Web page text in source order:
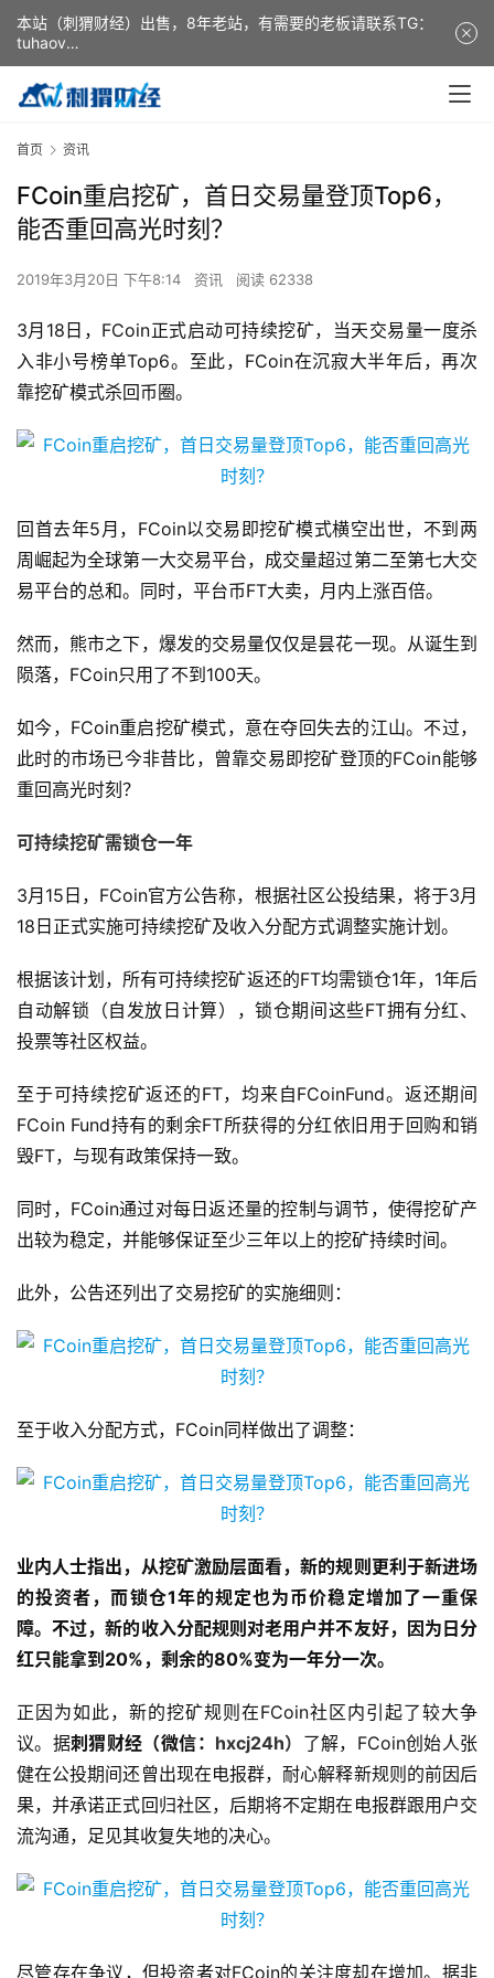
首页 资讯
FCoin重启挖矿，首日交易量登顶Top6，
能否重回高光时刻？
2019年3月20日 下午8:14 资讯 阅读 62338
3月18日，FCoin正式启动可持续挖矿，当天交易量一度杀
入非小号榜单Top6。至此，FCoin在沉寂大半年后，再次
靠挖矿模式杀回币圈。
回首去年5月，FCoin以交易即挖矿模式横空出世，不到两
周崛起为全球第一大交易平台，成交量超过第二至第七大交
易平台的总和。同时，平台币FT大卖，月内上涨百倍。
然而，熊市之下，爆发的交易量仅仅是昙花一现。从诞生到
陨落，FCoin只用了不到100天。
如今，FCoin重启挖矿模式，意在夺回失去的江山。不过，
此时的市场已今非昔比，曾靠交易即挖矿登顶的FCoin能够
重回高光时刻？
可持续挖矿需锁仓一年
3月15日，FCoin官方公告称，根据社区公投结果，将于3月
18日正式实施可持续挖矿及收入分配方式调整实施计划。
根据该计划，所有可持续挖矿返还的FT均需锁仓1年，1年后
自动解锁（自发放日计算），锁仓期间这些FT拥有分红、
投票等社区权益。
至于可持续挖矿返还的FT，均来自FCoinFund。返还期间
FCoin Fund持有的剩余FT所获得的分红依旧用于回购和销
毁FT，与现有政策保持一致。
同时，FCoin通过对每日返还量的控制与调节，使得挖矿产
出较为稳定，并能够保证至少三年以上的挖矿持续时间。
此外，公告还列出了交易挖矿的实施细则：
至于收入分配方式，FCoin同样做出了调整：
业内人士指出，从挖矿激励层面看，新的规则更利于新进场
的投资者，而锁仓1年的规定也为币价稳定增加了一重保
障。不过，新的收入分配规则对老用户并不友好，因为日分
红只能拿到20%，剩余的80%变为一年分一次。
正因为如此，新的挖矿规则在FCoin社区内引起了较大争
议。据刺猬财经（微信： hxcj24h） 了解，FCoin创始人张
健在公投期间还曾出现在电报群，耐心解释新规则的前因后
果，并承诺正式回归社区，后期将不定期在电报群跟用户交
流沟通，足见其收复失地的决心。
尽管存在争议，但投资者对FCoin的关注度却在增加。据非
本站（刺猬财经）出售，8年老站，有需要的老板请联系TG：
tuhaov
This website (ciweicaijing) is for sale. It is a 8-year-old
website. If you need it, please contact TG: tuhaov